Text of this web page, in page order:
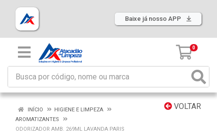
Baixe já nosso APP
0
VOLTAR
INÍCIO
HIGIENE E LIMPEZA
AROMATIZANTES
ODORIZADOR AMB. 269ML LAVANDA PARIS